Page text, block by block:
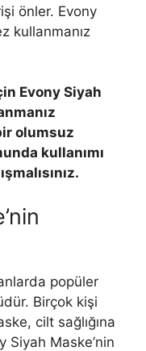
önler. Evony
kullanmanız
Evony Siyah
olumsuz
kullanımı
popüler
Birçok kişi
cilt sağlığına
Siyah Maske’nin